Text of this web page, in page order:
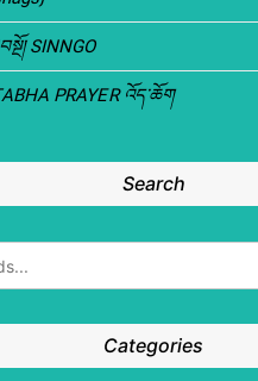
SINNGO
PRAYER འོད་ཆོག
Search
Categories